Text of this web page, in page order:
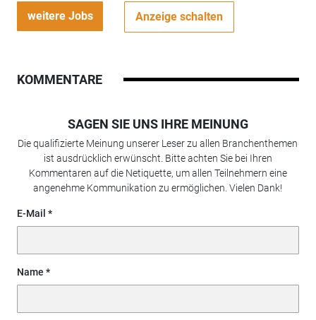
weitere Jobs Anzeige schalten
KOMMENTARE
SAGEN SIE UNS IHRE MEINUNG
Die qualifizierte Meinung unserer Leser zu allen Branchenthemen
ist ausdrücklich erwünscht. Bitte achten Sie bei Ihren
Kommentaren auf die Netiquette, um allen Teilnehmern eine
angenehme Kommunikation zu ermöglichen. Vielen Dank!
E-Mail
Name